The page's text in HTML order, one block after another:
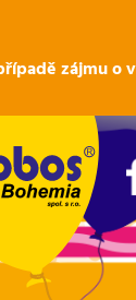
zájmu o